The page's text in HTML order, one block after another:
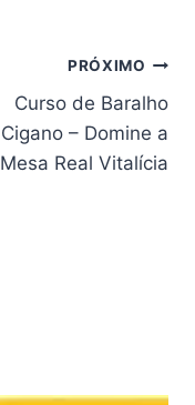
PRÓXIMO
Curso de Baralho
Cigano – Domine a
Mesa Real Vitalícia